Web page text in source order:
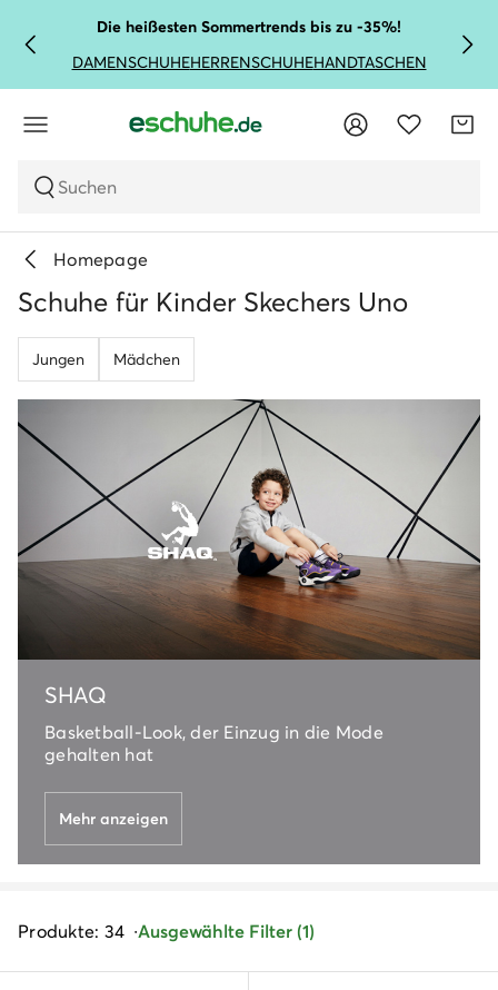
Die heißesten Sommertrends bis zu -35%!
DAMENSCHUHEHERRENSCHUHEHANDTASCHEN
Suchen
Homepage
Schuhe für Kinder Skechers Uno
Jungen Mädchen
SHAQ
Basketball-Look, der Einzug in die Mode
gehalten hat
Mehr anzeigen
Produkte: 34 Ausgewählte Filter (1)